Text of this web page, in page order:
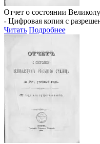
Отчет о состоянии
- Цифровая копия с
Читать Подробнее